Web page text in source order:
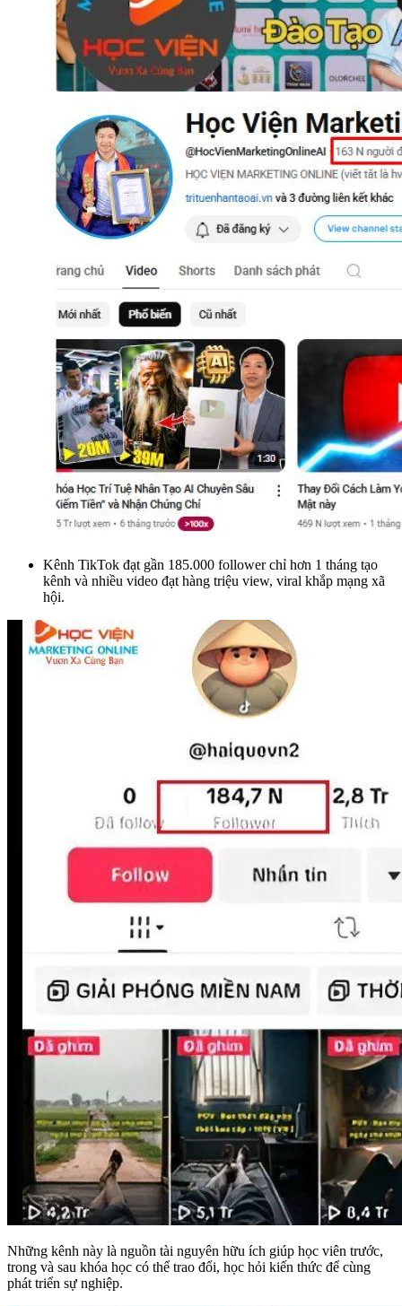
Kênh TikTok đạt gần 185.000 follower chỉ hơn 1 tháng tạo
kênh và nhiều video đạt hàng triệu view, viral khắp mạng xã
hội.
Những kênh này là nguồn tài nguyên hữu ích giúp học viên trước,
trong và sau khóa học có thể trao đổi, học hỏi kiến thức để cùng
phát triển sự nghiệp.